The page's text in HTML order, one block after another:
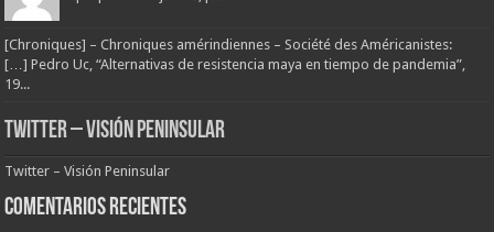
[Chroniques] – Chroniques amérindiennes – Société des Américanistes:
[…] Pedro Uc, “Alternativas de resistencia maya en tiempo de pandemia”,
19...
Twitter – Visión Peninsular
Twitter – Visión Peninsular
Comentarios Recientes